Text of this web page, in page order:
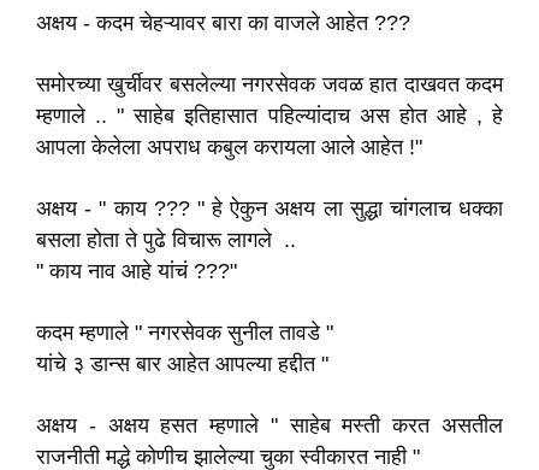
अक्षय - कदम चेहऱ्यावर बारा का वाजले आहेत ???
समोरच्या खुर्चीवर बसलेल्या नगरसेवक जवळ हात दाखवत कदम
म्हणाले .. " साहेब इतिहासात पहिल्यांदाच अस होत आहे , हे
आपला केलेला अपराध कबुल करायला आले आहेत !"
अक्षय - " काय ??? " हे ऐकुन अक्षय ला सुद्धा चांगलाच धक्का
बसला होता ते पुढे विचारू लागले ..
" काय नाव आहे यांचं ???"
कदम म्हणाले " नगरसेवक सुनील तावडे "
यांचे ३ डान्स बार आहेत आपल्या हद्दीत "
अक्षय - अक्षय हसत म्हणाले " साहेब मस्ती करत असतील
राजनीती मद्धे कोणीच झालेल्या चुका स्वीकारत नाही "